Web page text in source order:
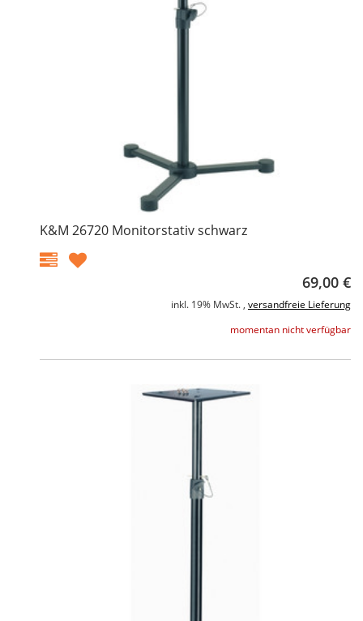
K&M 26720 Monitorstativ schwarz
69,00 €
inkl. 19% MwSt. , versandfreie Lieferung
momentan nicht verfügbar